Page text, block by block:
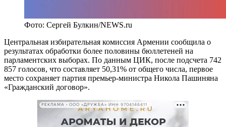
Фото: Сергей Булкин/NEWS.ru
Центральная избирательная комиссия Армении сообщила о
результатах обработки более половины бюллетеней на
парламентских выборах. По данным ЦИК, после подсчета 742
857 голосов, что составляет 50,31% от общего числа, первое
место сохраняет партия премьер-министра Никола Пашиняна
«Гражданский договор».
РЕКЛАМА • ООО «ДРУЖБА» ИНН 9704146411